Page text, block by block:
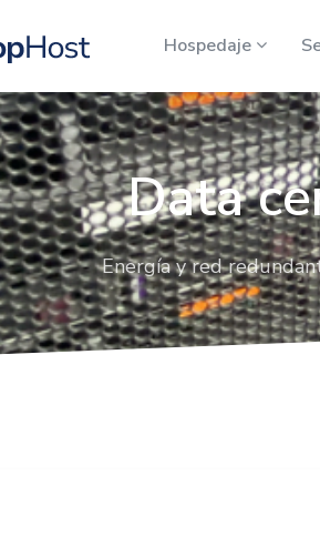
Hospedaje
Revendedor de
cPanel
Planes para empresas que
necesitan alojar y administrar
varios sitios.
Servidor VPS
VPS con centro de datos en Brasil y
la mejor relación costo-beneficio.
Cloud Server
Máxima escalabilidad y rendimiento
para sus aplicaciones.
Data
Energía y red